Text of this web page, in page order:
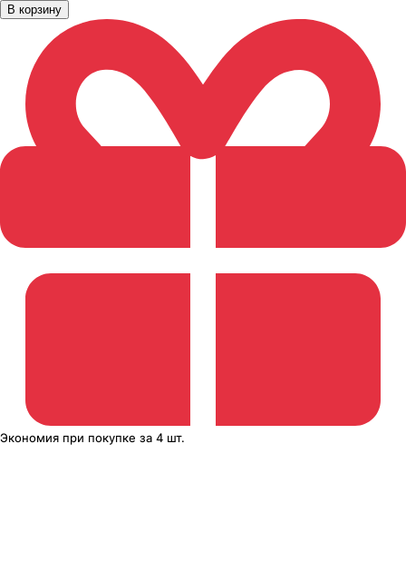
В корзину
Экономия при покупке за 4 шт.